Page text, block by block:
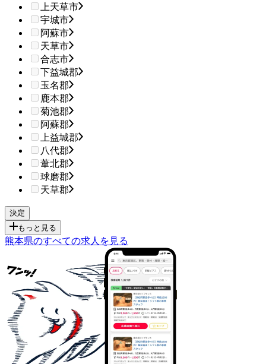
上天草市
宇城市
阿蘇市
天草市
合志市
下益城郡
玉名郡
鹿本郡
菊池郡
阿蘇郡
上益城郡
八代郡
葦北郡
球磨郡
天草郡
もっと見る
熊本県のすべての求人を見る